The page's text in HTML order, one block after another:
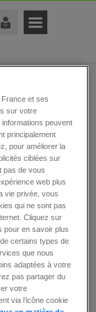
France et ses
sur votre
peuvent
principalement
pour améliorer la
ciblées sur
pas de vous
web plus
vie privée, vous
qui ne sont pas
Cliquez sur
pour en savoir plus
certains types de
que nous
adaptées à votre
pas partager du
votre
via l’icône cookie